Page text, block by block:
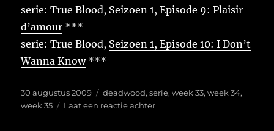
serie: True Blood, Seizoen 1, Episode 9: Plaisir
d’amour ***
serie: True Blood, Seizoen 1, Episode 10: I Don’t
Wanna Know***
Geplaatst
op
30 augustus 2009 Tags
deadwood,serie,week 33,week 34,
week 35
Laat een reactie achterop